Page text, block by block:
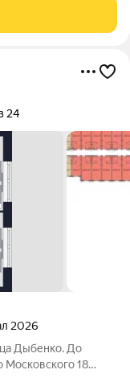
вопросы!
24
2026
Дыбенко. До
18